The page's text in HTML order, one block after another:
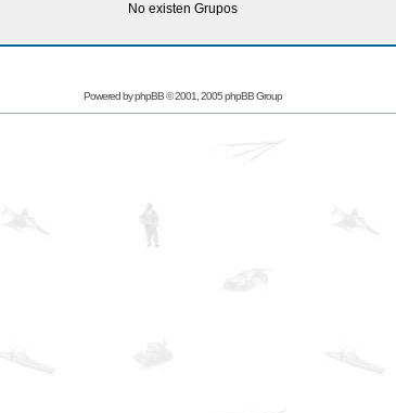
No existen Grupos
Powered byphpBB© 2001, 2005 phpBB Group